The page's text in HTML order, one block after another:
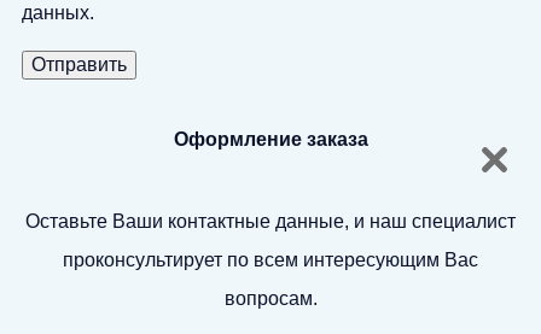
данных.
Оформление заказа
Оставьте Ваши контактные данные, и наш специалист
проконсультирует по всем интересующим Вас
вопросам.